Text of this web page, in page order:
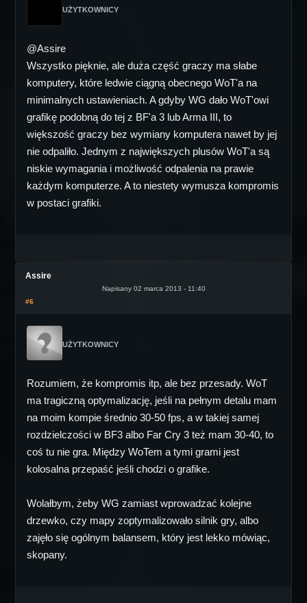
UŻYTKOWNICY
@Assire
Wszystko pięknie, ale duża część graczy ma słabe
komputery, które ledwie ciągną obecnego WoT'a na
minimalnych ustawieniach. A gdyby WG dało WoT'owi
grafikę podobną do tej z BF'a 3 lub Arma III, to
większość graczy bez wymiany komputera nawet by jej
nie odpaliło. Jednym z największych plusów WoT'a są
niskie wymagania i możliwość odpalenia na prawie
każdym komputerze. A to niestety wymusza kompromis
w postaci grafiki.
Assire
Napisany 02 marca 2013 - 11:40
#6
UŻYTKOWNICY
Rozumiem, że kompromis itp, ale bez przesady. WoT
ma tragiczną optymalizację, jeśli na pełnym detalu mam
na moim kompie średnio 30-50 fps, a w takiej samej
rozdzielczości w BF3 albo Far Cry 3 też mam 30-40, to
coś tu nie gra. Między WoTem a tymi grami jest
kolosalna przepaść jeśli chodzi o grafike.
Wolałbym, żeby WG zamiast wprowadzać kolejne
drzewko, czy mapy zoptymalizowało silnik gry, albo
zajęło się ogólnym balansem, który jest lekko mówiąc,
skopany.